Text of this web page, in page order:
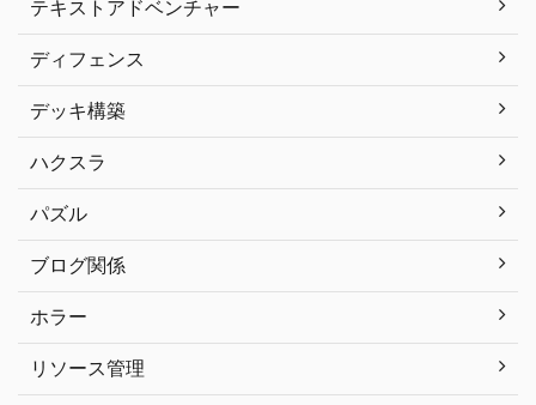
テキストアドベンチャー
ディフェンス
デッキ構築
ハクスラ
パズル
ブログ関係
ホラー
リソース管理